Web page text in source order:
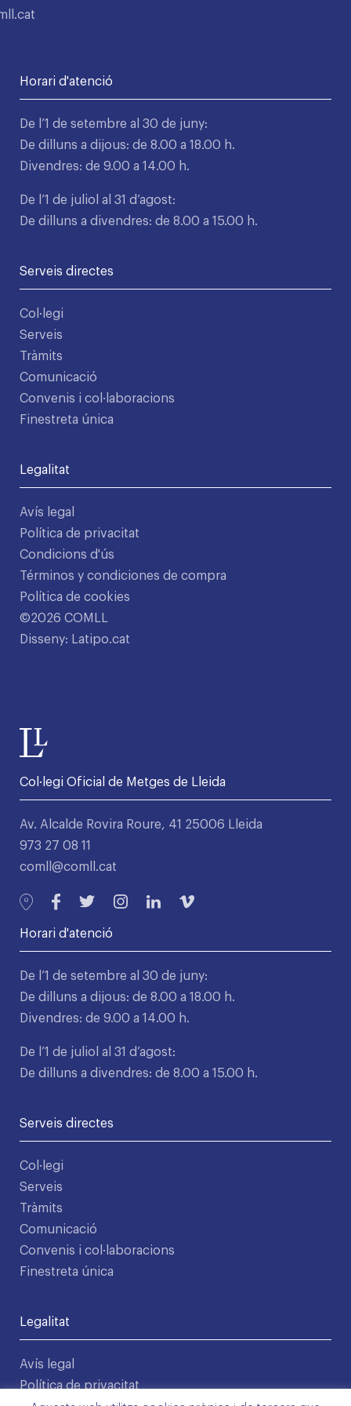
Horari d'atenció
De l’1 de setembre al 30 de juny:
De dilluns a dijous: de 8.00 a 18.00 h.
Divendres: de 9.00 a 14.00 h.
De l’1 de juliol al 31 d’agost:
De dilluns a divendres: de 8.00 a 15.00 h.
Serveis directes
Col·legi
Serveis
Tràmits
Comunicació
Convenis i col·laboracions
Finestreta única
Legalitat
Avís legal
Política de privacitat
Condicions d'ús
Términos y condiciones de compra
Política de cookies
©2026 COMLL
Disseny: Latipo.cat
Col·legi Oficial de Metges de Lleida
Av. Alcalde Rovira Roure, 41 25006 Lleida
973 27 08 11
comll@comll.cat
Horari d'atenció
De l’1 de setembre al 30 de juny:
De dilluns a dijous: de 8.00 a 18.00 h.
Divendres: de 9.00 a 14.00 h.
De l’1 de juliol al 31 d’agost:
De dilluns a divendres: de 8.00 a 15.00 h.
Serveis directes
Col·legi
Serveis
Tràmits
Comunicació
Convenis i col·laboracions
Finestreta única
Legalitat
Avís legal
Política de privacitat